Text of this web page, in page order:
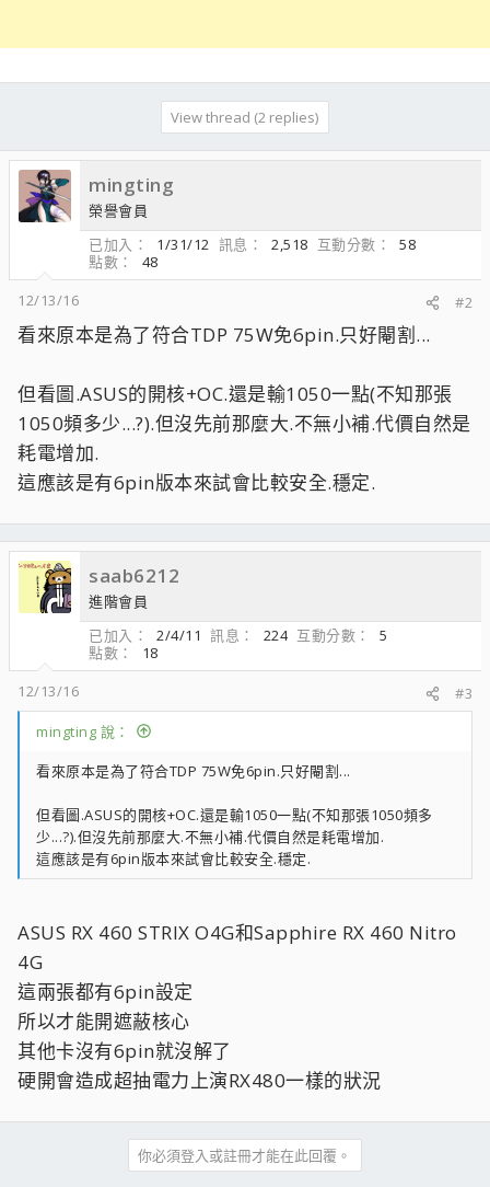
View thread (2 replies)
mingting
榮譽會員
已加入
1/31/12 訊息 2,518 互動分數
58
點數
48
12/13/16
#2
看來原本是為了符合TDP 75W免6pin.只好閹割...
但看圖.ASUS的開核+OC.還是輸1050一點(不知那張
1050頻多少...?).但沒先前那麼大.不無小補.代價自然是
耗電增加.
這應該是有6pin版本來試會比較安全.穩定.
saab6212
進階會員
已加入
2/4/11 訊息 224 互動分數
5
點數
18
12/13/16
#3
mingting 說：
看來原本是為了符合TDP 75W免6pin.只好閹割...
但看圖.ASUS的開核+OC.還是輸1050一點(不知那張1050頻多
少...?).但沒先前那麼大.不無小補.代價自然是耗電增加.
這應該是有6pin版本來試會比較安全.穩定.
ASUS RX 460 STRIX O4G和Sapphire RX 460 Nitro
4G
這兩張都有6pin設定
所以才能開遮蔽核心
其他卡沒有6pin就沒解了
硬開會造成超抽電力上演RX480一樣的狀況
你必須登入或註冊才能在此回覆。